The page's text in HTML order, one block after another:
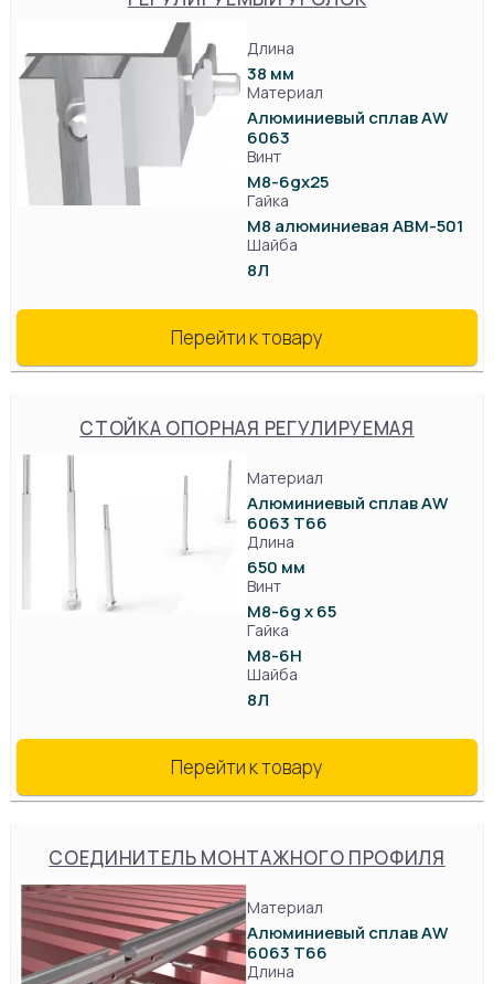
Длина
38 мм
Материал
Алюминиевый сплав AW
6063
Винт
М8-6gx25
Гайка
М8 алюминиевая АВМ-501
Шайба
8Л
Перейти к товару
СТОЙКА ОПОРНАЯ РЕГУЛИРУЕМАЯ
Материал
Алюминиевый сплав AW
6063 T66
Длина
650 мм
Винт
М8-6g x 65
Гайка
М8-6Н
Шайба
8Л
Перейти к товару
СОЕДИНИТЕЛЬ МОНТАЖНОГО ПРОФИЛЯ
Материал
Алюминиевый сплав AW
6063 T66
Длина